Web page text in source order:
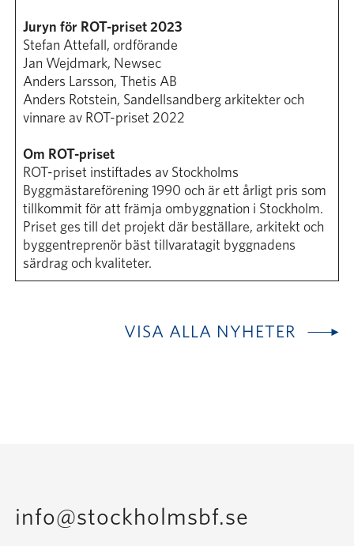
Juryn för ROT-priset 2023
Stefan Attefall, ordförande
Jan Wejdmark, Newsec
Anders Larsson, Thetis AB
Anders Rotstein, Sandellsandberg arkitekter och
vinnare av ROT-priset 2022
Om ROT-priset
ROT-priset instiftades av Stockholms
Byggmästareförening 1990 och är ett årligt pris som
tillkommit för att främja ombyggnation i Stockholm.
Priset ges till det projekt där beställare, arkitekt och
byggentreprenör bäst tillvaratagit byggnadens
särdrag och kvaliteter.
VISA ALLA NYHETER
info@stockholmsbf.se